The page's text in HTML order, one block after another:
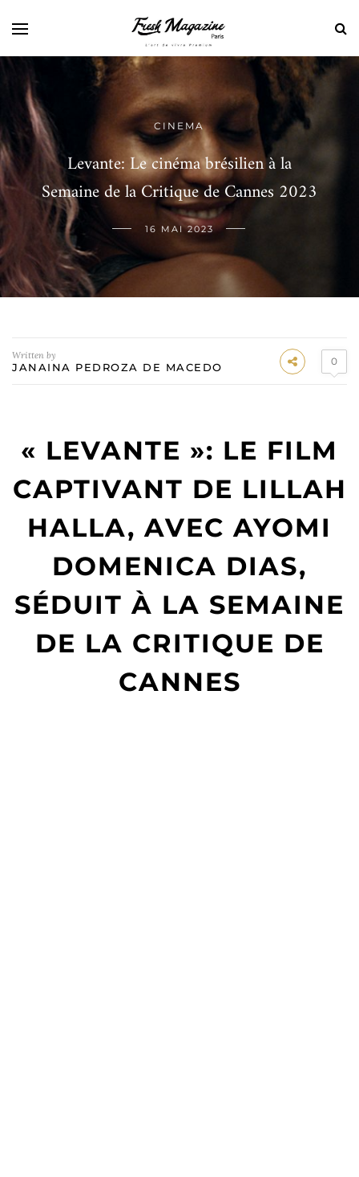
CINEMA
Levante: Le cinéma brésilien à la
Semaine de la Critique de Cannes 2023
16 MAI 2023
Written by
JANAINA PEDROZA DE MACEDO 0
« LEVANTE »: LE FILM
CAPTIVANT DE LILLAH
HALLA, AVEC AYOMI
DOMENICA DIAS,
SÉDUIT À LA SEMAINE
DE LA CRITIQUE DE
CANNES